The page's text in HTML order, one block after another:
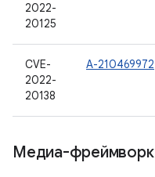
2022-
20125
CVE-
2022-
20138
А-210469972
Медиа-фреймворк